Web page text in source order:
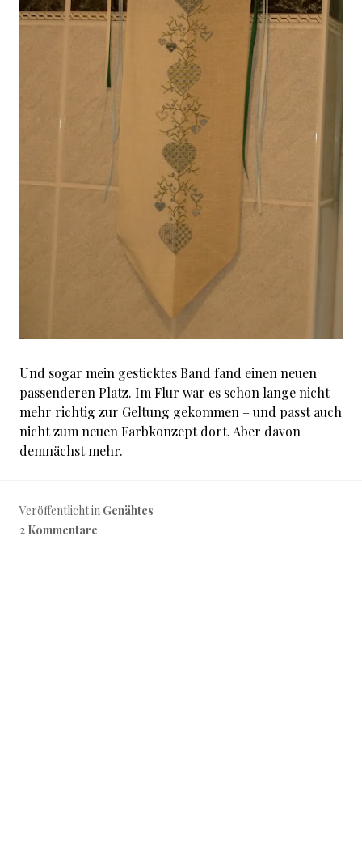
Und sogar mein gesticktes Band fand einen neuen
passenderen Platz. Im Flur war es schon lange nicht
mehr richtig zur Geltung gekommen – und passt auch
nicht zum neuen Farbkonzept dort. Aber davon
demnächst mehr.
Veröffentlicht in Genähtes
2 Kommentare